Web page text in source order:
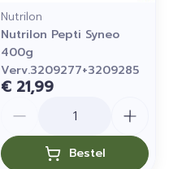
Nutrilon
Nutrilon Pepti Syneo
400g
Verv.3209277+3209285
€ 21,99
Bestel